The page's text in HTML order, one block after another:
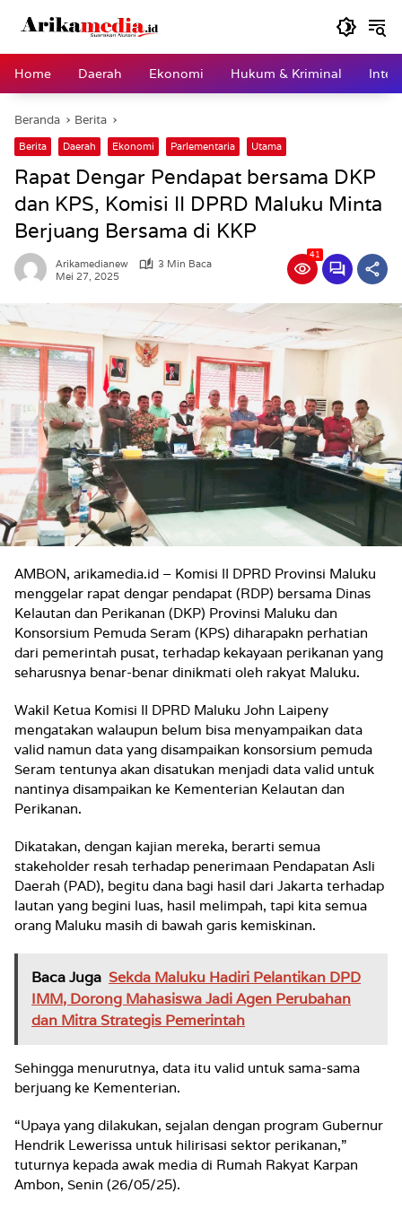
Home
Daerah Ekonomi Hukum & Kriminal
Beranda Berita
Berita Daerah Ekonomi Parlementaria Utama
Rapat Dengar Pendapat bersama DKP
dan KPS, Komisi II DPRD Maluku Minta
Berjuang Bersama di KKP
Arikamedianew
3 Min Baca
Mei 27, 2025
41
AMBON, arikamedia.id – Komisi II DPRD Provinsi Maluku
menggelar rapat dengar pendapat (RDP) bersama Dinas
Kelautan dan Perikanan (DKP) Provinsi Maluku dan
Konsorsium Pemuda Seram (KPS) diharapakn perhatian
dari pemerintah pusat, terhadap kekayaan perikanan yang
seharusnya benar-benar dinikmati oleh rakyat Maluku.
Wakil Ketua Komisi II DPRD Maluku John Laipeny
mengatakan walaupun belum bisa menyampaikan data
valid namun data yang disampaikan konsorsium pemuda
Seram tentunya akan disatukan menjadi data valid untuk
nantinya disampaikan ke Kementerian Kelautan dan
Perikanan.
Dikatakan, dengan kajian mereka, berarti semua
stakeholder resah terhadap penerimaan Pendapatan Asli
Daerah (PAD), begitu dana bagi hasil dari Jakarta terhadap
lautan yang begini luas, hasil melimpah, tapi kita semua
orang Maluku masih di bawah garis kemiskinan.
Baca Juga Sekda Maluku Hadiri Pelantikan DPD
IMM, Dorong Mahasiswa Jadi Agen Perubahan
dan Mitra Strategis Pemerintah
Sehingga menurutnya, data itu valid untuk sama-sama
berjuang ke Kementerian.
“Upaya yang dilakukan, sejalan dengan program Gubernur
Hendrik Lewerissa untuk hilirisasi sektor perikanan,”
tuturnya kepada awak media di Rumah Rakyat Karpan
Ambon, Senin (26/05/25).